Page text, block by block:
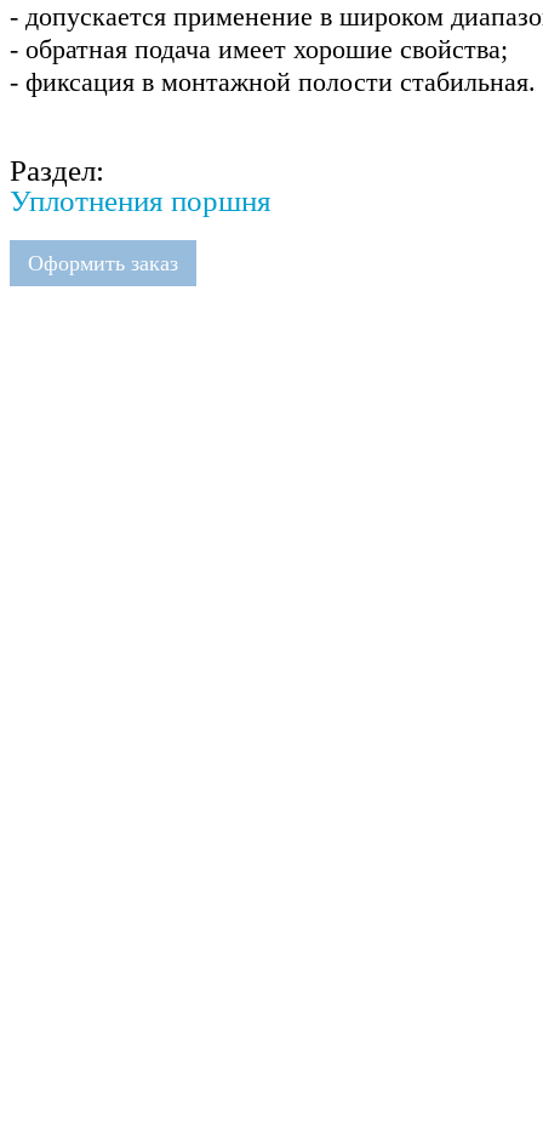
- допускается применение в широком
- обратная подача имеет хорошие свойства;
- фиксация в монтажной полости стабильная.
Раздел:
Уплотнения поршня
Оформить заказ